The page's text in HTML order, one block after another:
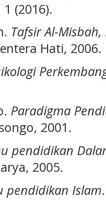
(2016).
Tafsir Al-Misbah,
Hati, 2006.
Paradigma
2001.
pendidikan
2005.
pendidikan Islam